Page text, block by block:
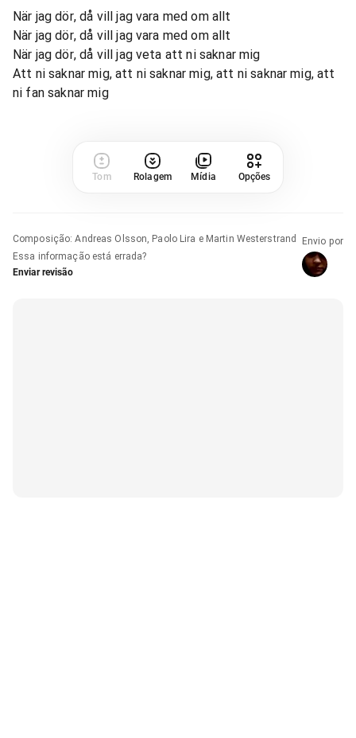
När jag dör, då vill jag vara med om allt
När jag dör, då vill jag vara med om allt
När jag dör, då vill jag veta att ni saknar mig
Att ni saknar mig, att ni saknar mig, att ni saknar mig, att
ni fan saknar mig
Tom Rolagem Mídia Opções
Composição:Andreas Olsson, Paolo Lira e Martin Westerstrand
Essa informação está errada?
Enviar revisão
Envio por